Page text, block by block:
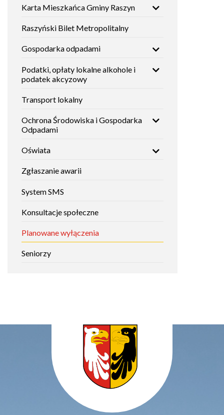
Karta Mieszkańca Gminy Raszyn
Raszyński Bilet Metropolitalny
Gospodarka odpadami
Podatki, opłaty lokalne alkohole i
podatek akcyzowy
Transport lokalny
Ochrona Środowiska i Gospodarka
Odpadami
Oświata
Zgłaszanie awarii
System SMS
Konsultacje społeczne
Planowane wyłączenia
Seniorzy